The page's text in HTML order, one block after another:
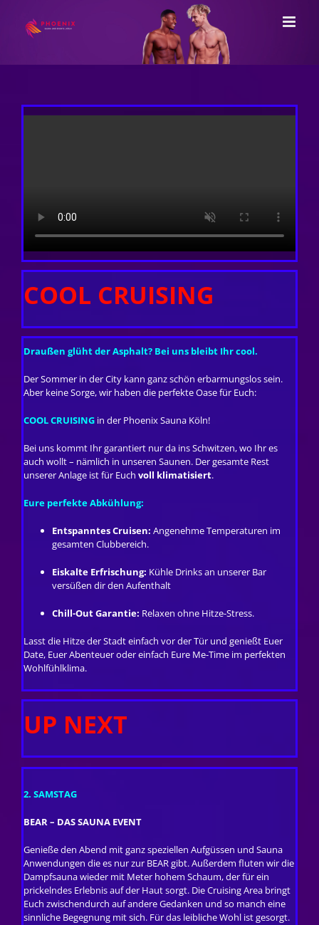
springen
COOL CRUISING
Draußen glüht der Asphalt? Bei uns bleibt Ihr cool.
Der Sommer in der City kann ganz schön erbarmungslos sein.
Aber keine Sorge, wir haben die perfekte Oase für Euch:
COOL CRUISING in der Phoenix Sauna Köln!
Bei uns kommt Ihr garantiert nur da ins Schwitzen, wo Ihr es
auch wollt – nämlich in unseren Saunen. Der gesamte Rest
unserer Anlage ist für Euch voll klimatisiert.
Eure perfekte Abkühlung:
Entspanntes Cruisen: Angenehme Temperaturen im
gesamten Clubbereich.
Eiskalte Erfrischung: Kühle Drinks an unserer Bar
versüßen dir den Aufenthalt
Chill-Out Garantie: Relaxen ohne Hitze-Stress.
Lasst die Hitze der Stadt einfach vor der Tür und genießt Euer
Date, Euer Abenteuer oder einfach Eure Me-Time im perfekten
Wohlfühlklima.
UP NEXT
2. SAMSTAG
BEAR – DAS SAUNA EVENT
Genieße den Abend mit ganz speziellen Aufgüssen und Sauna
Anwendungen die es nur zur BEAR gibt. Außerdem fluten wir die
Dampfsauna wieder mit Meter hohem Schaum, der für ein
prickelndes Erlebnis auf der Haut sorgt. Die Cruising Area bringt
Euch zwischendurch auf andere Gedanken und so manch eine
sinnliche Begegnung mit sich. Für das leibliche Wohl ist gesorgt.